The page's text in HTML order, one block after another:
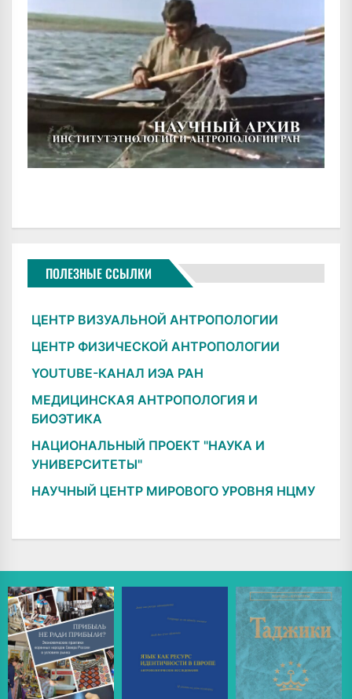
ПОЛЕЗНЫЕ ССЫЛКИ
ЦЕНТР ВИЗУАЛЬНОЙ АНТРОПОЛОГИИ
ЦЕНТР ФИЗИЧЕСКОЙ АНТРОПОЛОГИИ
YOUTUBE-КАНАЛ ИЭА РАН
МЕДИЦИНСКАЯ АНТРОПОЛОГИЯ И
БИОЭТИКА
НАЦИОНАЛЬНЫЙ ПРОЕКТ "НАУКА И
УНИВЕРСИТЕТЫ"
НАУЧНЫЙ ЦЕНТР МИРОВОГО УРОВНЯ НЦМУ